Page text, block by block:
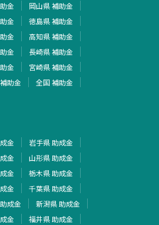
金
岡山県 補助金
金
徳島県 補助金
金
高知県 補助金
金
長崎県 補助金
金
宮崎県 補助金
助金
全国 補助金
金
岩手県 助成金
金
山形県 助成金
金
栃木県 助成金
金
千葉県 助成金
成金
新潟県 助成金
金
福井県 助成金